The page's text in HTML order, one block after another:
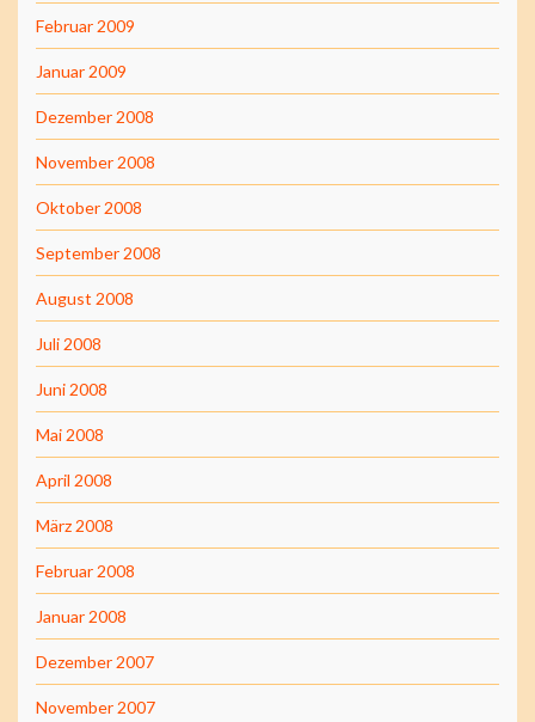
Februar 2009
Januar 2009
Dezember 2008
November 2008
Oktober 2008
September 2008
August 2008
Juli 2008
Juni 2008
Mai 2008
April 2008
März 2008
Februar 2008
Januar 2008
Dezember 2007
November 2007